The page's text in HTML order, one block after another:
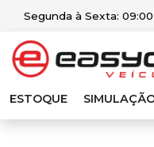
Segunda à Sexta:
ESTOQUE